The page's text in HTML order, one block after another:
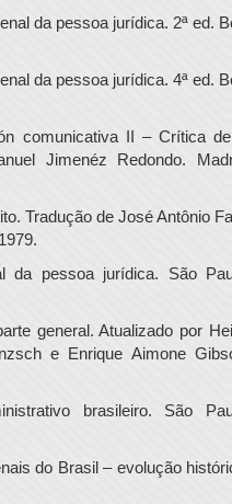
da pessoa jurídica. 2ª ed.
da pessoa jurídica. 4ª ed.
comunicativa II – Crítica
Jimenéz Redondo.
Tradução de José Antônio
da pessoa jurídica. São
general. Atualizado por
e Enrique Aimone
brasileiro. São
do Brasil – evolução